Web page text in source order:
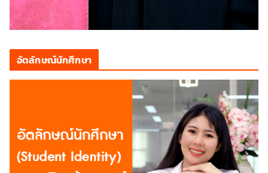
อัตลักษณ์นักศึกษา